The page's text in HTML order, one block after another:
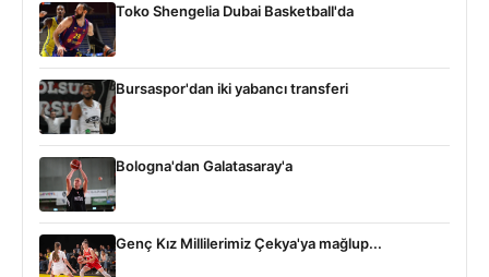
Toko Shengelia Dubai Basketball'da
Bursaspor'dan iki yabancı transferi
Bologna'dan Galatasaray'a
Genç Kız Millilerimiz Çekya'ya mağlup...